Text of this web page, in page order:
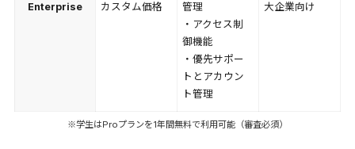
Enterprise カスタム価格
管理
・アクセス制
御機能
・優先サポー
トとアカウン
ト管理
大企業向け
※学生はProプランを1年間無料で利用可能（審査必須）